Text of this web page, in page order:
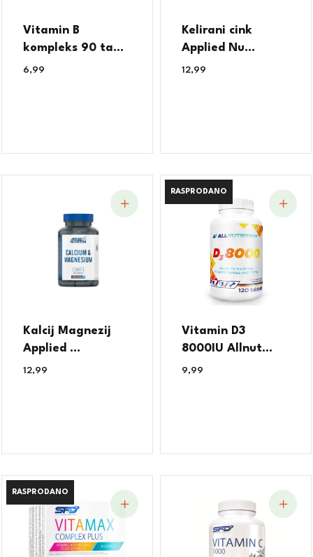
Vitamin B
kompleks 90 ta...
6,99
Kelirani cink
Applied Nu...
12,99
Kalcij Magnezij
Applied ...
12,99
RASPRODANO
RASPRODANO
Vitamin D3
8000IU Allnut...
9,99
RASPRODANO
RASPRODANO